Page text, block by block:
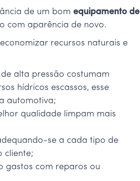
de um bomequipamento de
com aparência de novo.
recursos naturais e
alta pressão costumam
hídricos escassos, esse
automotiva;
qualidade limpam mais
se a cada tipo de
cliente;
gastos com reparos ou